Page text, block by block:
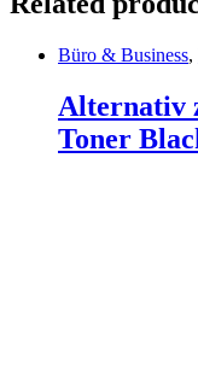
Büro & Business,
Alternativ
Toner